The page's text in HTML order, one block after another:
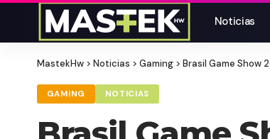
Noticias
MastekHw > Noticias > Gaming > Brasil Game Show
GAMING NOTICIAS